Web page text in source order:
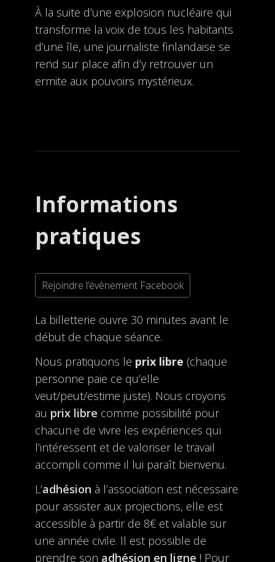
À la suite d’une explosion nucléaire qui
transforme la voix de tous les habitants
d’une île, une journaliste finlandaise se
rend sur place afin d’y retrouver un
ermite aux pouvoirs mystérieux.
Informations
pratiques
Rejoindre l’évènement Facebook
La billetterie ouvre 30 minutes avant le
début de chaque séance.
Nous pratiquons le prix libre (chaque
personne paie ce qu’elle
veut/peut/estime juste). Nous croyons
au prix libre comme possibilité pour
chacun·e de vivre les expériences qui
l’intéressent et de valoriser le travail
accompli comme il lui paraît bienvenu.
L’adhésion à l’association est nécessaire
pour assister aux projections, elle est
accessible à partir de 8€ et valable sur
une année civile. Il est possible de
prendre son adhésion en ligne ! Pour